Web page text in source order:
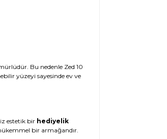
Bu nedenle Zed 10
yüzeyi sayesinde ev ve
estetik bir hediyelik
bir armağandır.